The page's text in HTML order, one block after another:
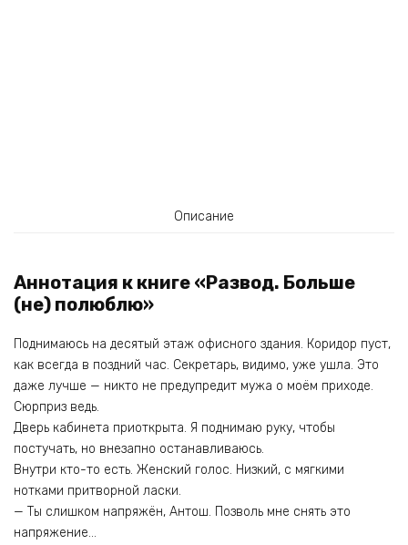
Описание
Аннотация к книге «Развод. Больше
(не) полюблю»
Поднимаюсь на десятый этаж офисного здания. Коридор пуст,
как всегда в поздний час. Секретарь, видимо, уже ушла. Это
даже лучше — никто не предупредит мужа о моём приходе.
Сюрприз ведь.
Дверь кабинета приоткрыта. Я поднимаю руку, чтобы
постучать, но внезапно останавливаюсь.
Внутри кто-то есть. Женский голос. Низкий, с мягкими
нотками притворной ласки.
— Ты слишком напряжён, Антош. Позволь мне снять это
напряжение…